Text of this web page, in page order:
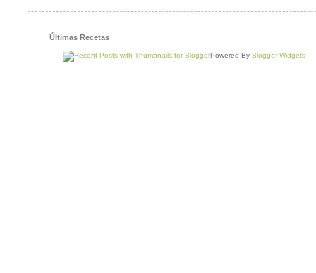
Últimas Recetas
Powered By Blogger Widgets